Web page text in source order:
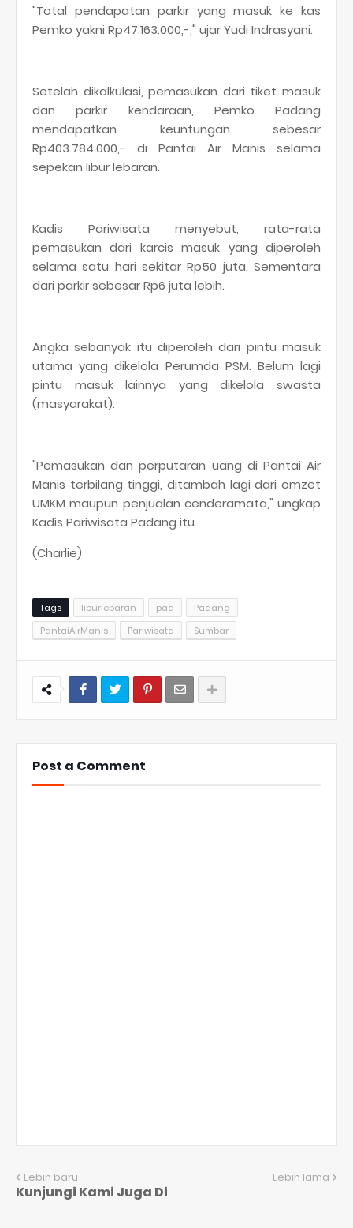
"Total pendapatan parkir yang masuk ke kas
Pemko yakni Rp47.163.000,-," ujar Yudi Indrasyani.
Setelah dikalkulasi, pemasukan dari tiket masuk
dan parkir kendaraan, Pemko Padang
mendapatkan keuntungan sebesar
Rp403.784.000,- di Pantai Air Manis selama
sepekan libur lebaran.
Kadis Pariwisata menyebut, rata-rata
pemasukan dari karcis masuk yang diperoleh
selama satu hari sekitar Rp50 juta. Sementara
dari parkir sebesar Rp6 juta lebih.
Angka sebanyak itu diperoleh dari pintu masuk
utama yang dikelola Perumda PSM. Belum lagi
pintu masuk lainnya yang dikelola swasta
(masyarakat).
"Pemasukan dan perputaran uang di Pantai Air
Manis terbilang tinggi, ditambah lagi dari omzet
UMKM maupun penjualan cenderamata," ungkap
Kadis Pariwisata Padang itu.
(Charlie)
Tags liburlebaran pad
Padang
PantaiAirManis
Pariwisata Sumbar
Post a Comment
Lebih baru Lebih lama
Kunjungi Kami Juga Di